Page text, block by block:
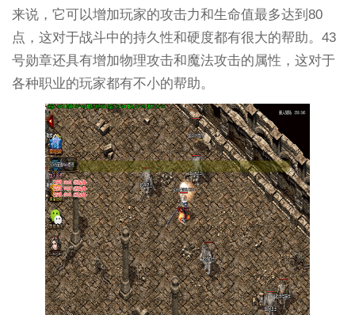
来说，它可以增加玩家的攻击力和生命值最多达到80
点，这对于战斗中的持久性和硬度都有很大的帮助。43
号勋章还具有增加物理攻击和魔法攻击的属性，这对于
各种职业的玩家都有不小的帮助。